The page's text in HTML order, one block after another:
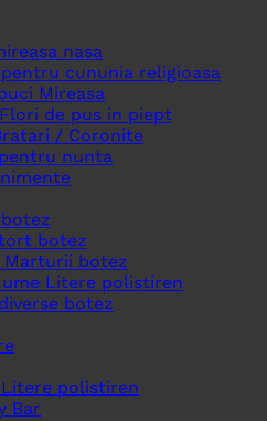
nasa
cununia religioasa
Mireasa
de pus in piept
/ Coronite
nunta
botez
Marturii botez
Litere polistiren
botez
polistiren
Bar